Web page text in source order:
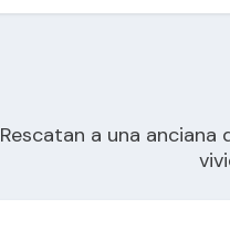
Rescatan a una anciana